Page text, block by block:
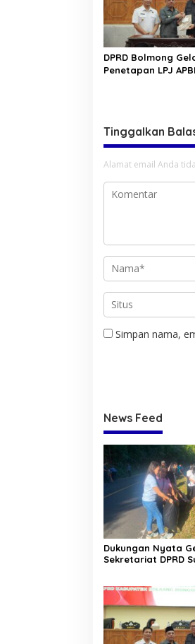
DPRD Bolmong
Penetapan LPJ
Tinggalkan
Alamat email Anda
Simpan nama,
News Feed
Dukungan Nyata
Sekretariat DPRD